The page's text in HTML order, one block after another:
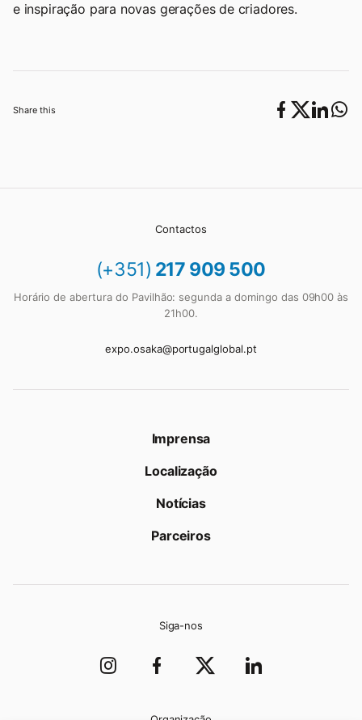
Share this
e inspiração para novas gerações de criadores.
Contactos
(+351) 217 909 500
Horário de abertura do Pavilhão: segunda a domingo das 09h00 às
21h00.
expo.osaka@portugalglobal.pt
Imprensa
Localização
Notícias
Parceiros
Siga-nos